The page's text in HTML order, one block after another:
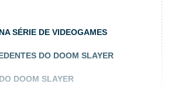
SÉRIE DE VIDEOGAMES
DO DOOM SLAYER
DOOM SLAYER